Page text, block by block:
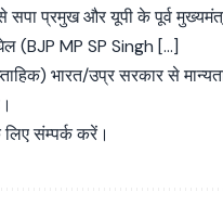
सपा प्रमुख और यूपी के पूर्व
(BJP MP SP Singh […]
भारत/उप्र सरकार से
संम्पर्क करें।